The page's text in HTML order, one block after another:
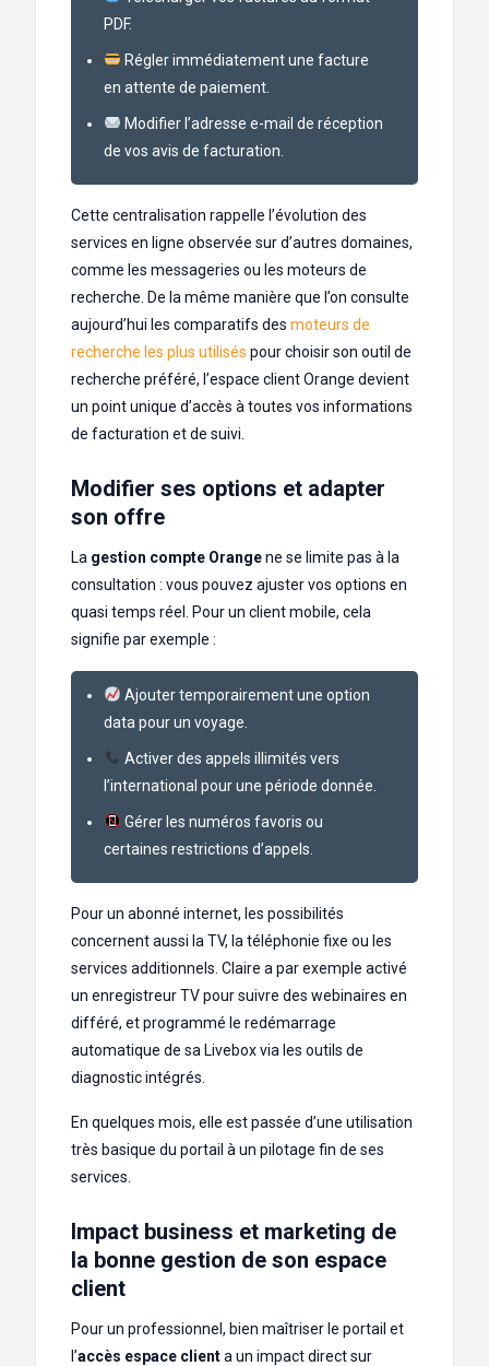
PDF.
Régler immédiatement une facture
en attente de paiement.
Modifier l’adresse e-mail de réception
de vos avis de facturation.
Cette centralisation rappelle l’évolution des
services en ligne observée sur d’autres domaines,
comme les messageries ou les moteurs de
recherche. De la même manière que l’on consulte
aujourd’hui les comparatifs des moteurs de
recherche les plus utilisés pour choisir son outil de
recherche préféré, l’espace client Orange devient
un point unique d’accès à toutes vos informations
de facturation et de suivi.
Modifier ses options et adapter
son offre
La gestion compte Orangene se limite pas à la
consultation : vous pouvez ajuster vos options en
quasi temps réel. Pour un client mobile, cela
signifie par exemple :
Ajouter temporairement une option
data pour un voyage.
Activer des appels illimités vers
l’international pour une période donnée.
Gérer les numéros favoris ou
certaines restrictions d’appels.
Pour un abonné internet, les possibilités
concernent aussi la TV, la téléphonie fixe ou les
services additionnels. Claire a par exemple activé
un enregistreur TV pour suivre des webinaires en
différé, et programmé le redémarrage
automatique de sa Livebox via les outils de
diagnostic intégrés.
En quelques mois, elle est passée d’une utilisation
très basique du portail à un pilotage fin de ses
services.
Impact business et marketing de
la bonne gestion de son espace
client
Pour un professionnel, bien maîtriser le portail et
l’accès espace clienta un impact direct sur